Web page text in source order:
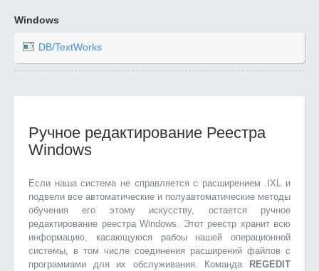
Windows
DB/TextWorks
Ручное редактирование Реестра
Windows
Если наша система не справляется с расширением .IXL и
подвели все автоматические и полуавтоматические методы
обучения его этому искусству, остается ручное
редактирование реестра Windows. Этот реестр хранит всю
информацию, касающуюся рабоы нашей операционной
системы, в том числе соединения расширений файлов с
программами для их обслуживания. Команда
REGEDIT